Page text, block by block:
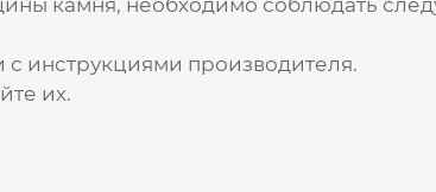
с инструкциями производителя.
их.